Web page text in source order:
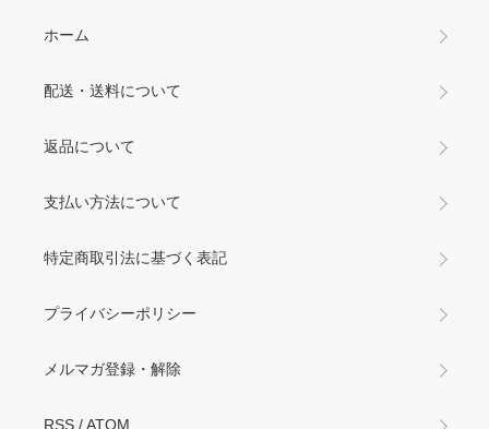
ホーム
配送・送料について
返品について
支払い方法について
特定商取引法に基づく表記
プライバシーポリシー
メルマガ登録・解除
RSS /ATOM